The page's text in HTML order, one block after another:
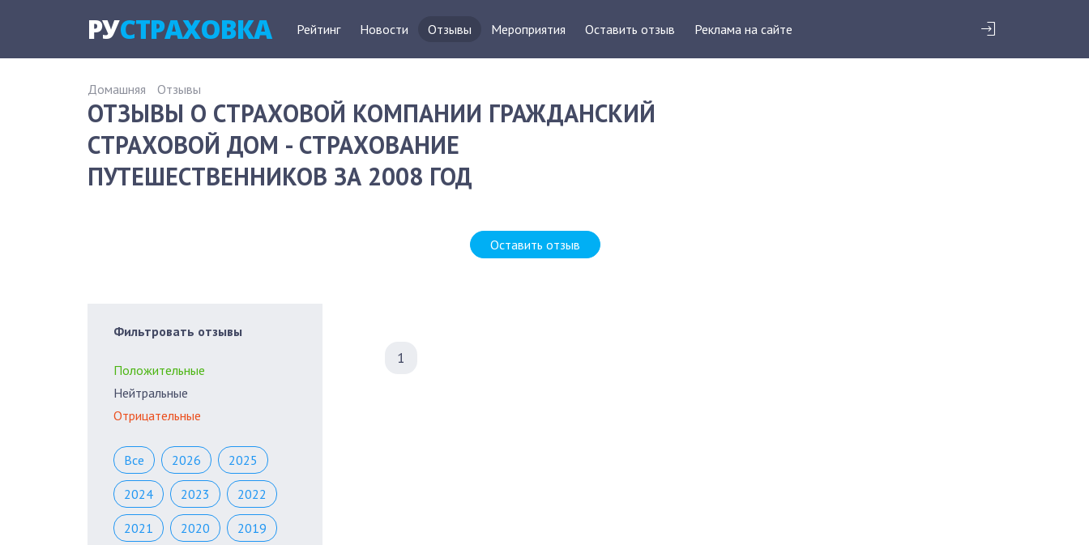
РУСТРАХОВКА Рейтинг Новости Отзывы Мероприятия Оставить отзыв Реклама на сайте
Домашняя Отзывы
ОТЗЫВЫ О СТРАХОВОЙ КОМПАНИИ ГРАЖДАНСКИЙ
СТРАХОВОЙ ДОМ - СТРАХОВАНИЕ
ПУТЕШЕСТВЕННИКОВ ЗА 2008 ГОД
Оставить отзыв
1
Фильтровать отзывы
Положительные
Нейтральные
Отрицательные
Все 2026 2025
2024 2023 2022
2021 2020 2019